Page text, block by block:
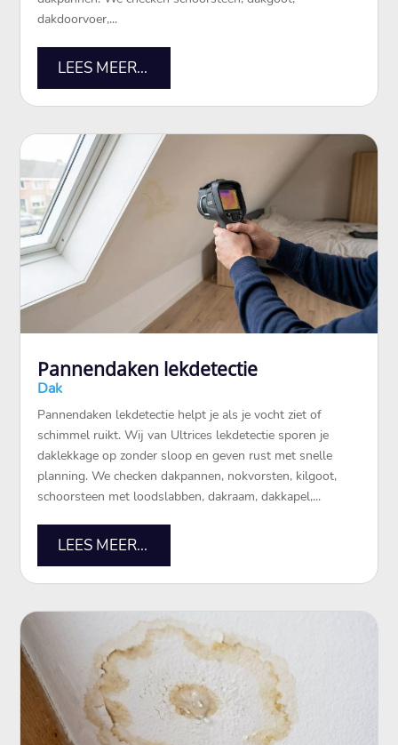
dakdoorvoer,...
LEES MEER...
Pannendaken lekdetectie
Dak
Pannendaken lekdetectie helpt je als je vocht ziet of
schimmel ruikt.​ Wij van Ultrices lekdetectie sporen je
daklekkage op zonder sloop en geven rust met snelle
planning.​ We checken dakpannen, nokvorsten, kilgoot,
schoorsteen met loodslabben, dakraam, dakkapel,...
LEES MEER...